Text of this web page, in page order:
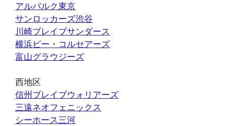
アルバルク東京
サンロッカーズ渋谷
川崎ブレイブサンダース
横浜ビー・コルセアーズ
富山グラウジーズ
西地区
信州ブレイブウォリアーズ
三遠ネオフェニックス
シーホース三河